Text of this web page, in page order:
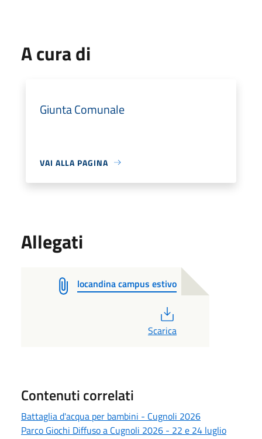
A cura di
Giunta Comunale
VAI ALLA PAGINA
Allegati
locandina campus estivo
Scarica
Contenuti correlati
Battaglia d'acqua per bambini - Cugnoli 2026
Parco Giochi Diffuso a Cugnoli 2026 - 22 e 24 luglio